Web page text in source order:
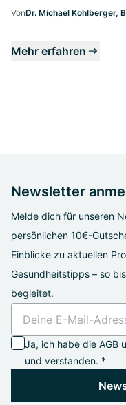
VonDr. Michael Kohlberger,
Mehr erfahren
Newsletter
Melde dich für unseren
persönlichen 10€-
Einblicke zu aktuellen
Gesundheitstipps – so
begleitet.
Ja, ich habe die AGB
und verstanden. *